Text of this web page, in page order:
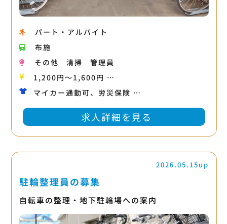
パート・アルバイト
布施
その他
清掃
管理員
1,200円〜1,600円 …
マイカー通勤可、労災保険 …
求人詳細を見る
2026.05.15up
駐輪整理員の募集
自転車の整理・地下駐輪場への案内